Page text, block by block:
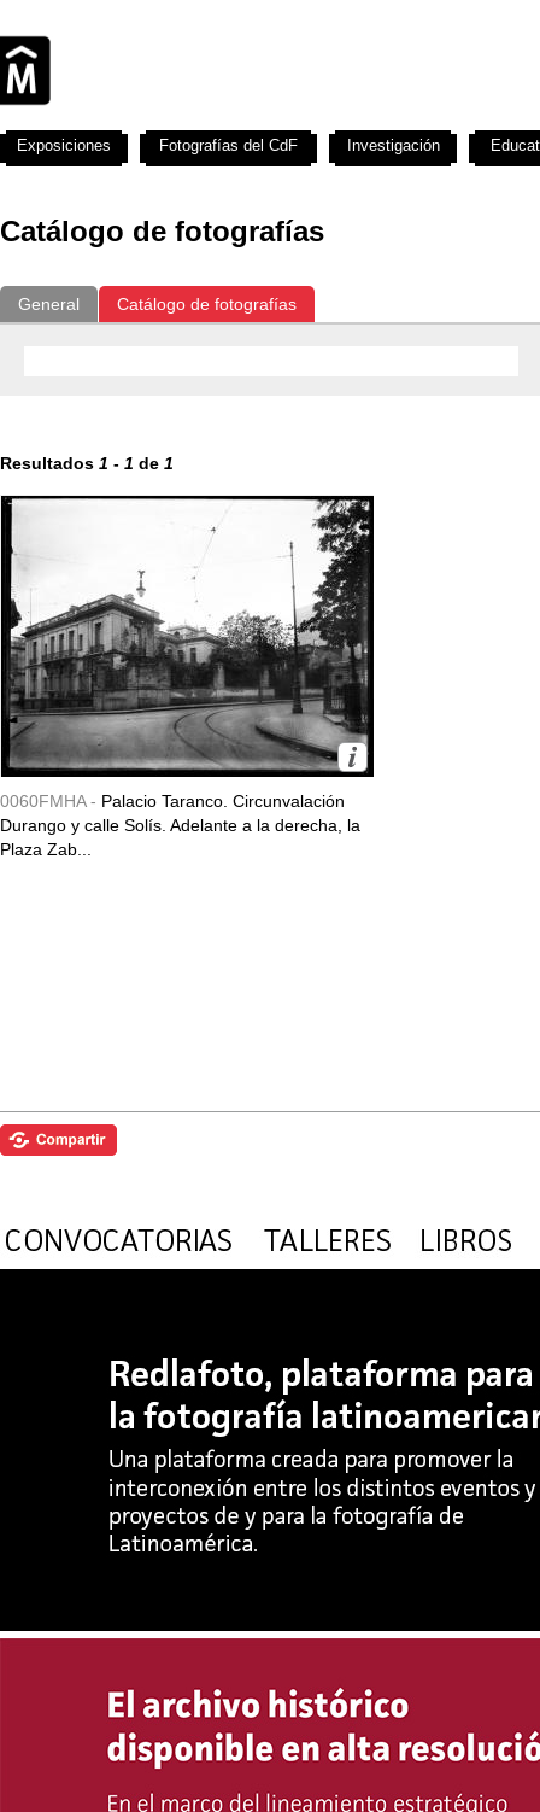
Catálogo de fotografías
General Catálogo de fotografías
Resultados 1 - 1 de 1
0060FMHA - Palacio Taranco. Circunvalación
Durango y calle Solís. Adelante a la derecha, la
Plaza Zab...
Exposiciones Fotografías del CdF Investigación